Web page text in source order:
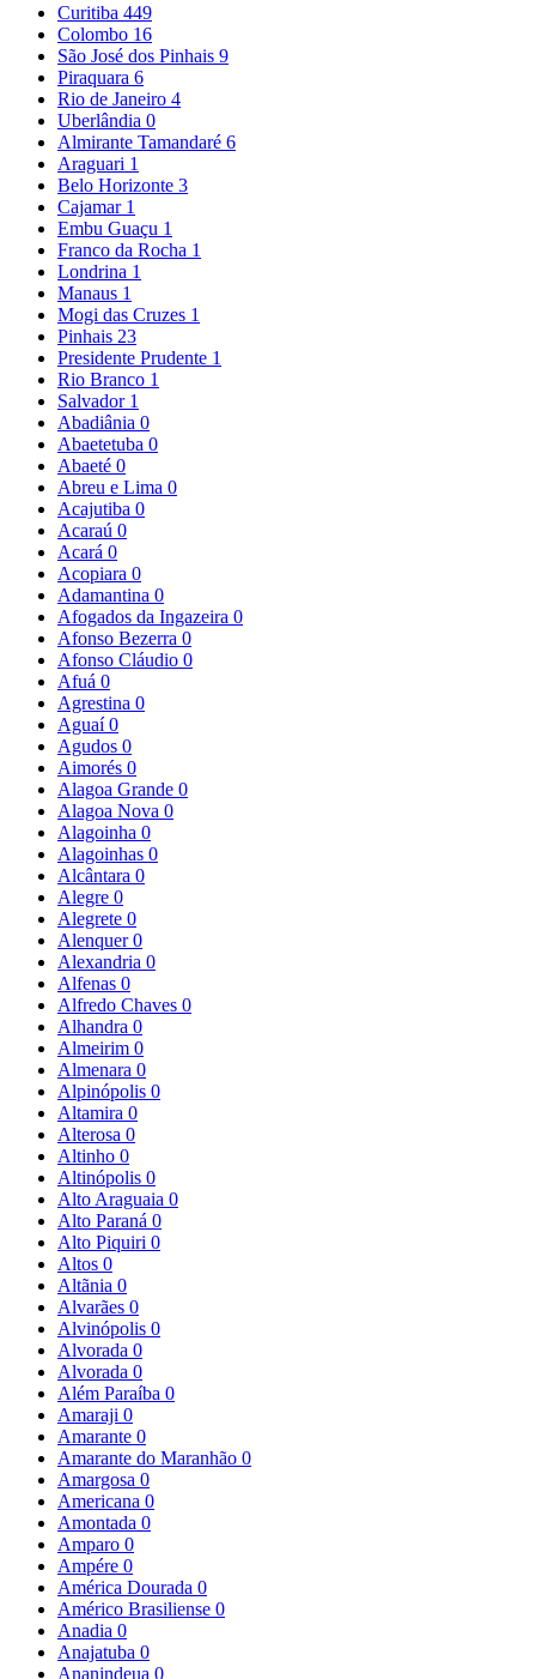
Curitiba 449
Colombo 16
São José dos Pinhais 9
Piraquara 6
Rio de Janeiro 4
Uberlândia 0
Almirante Tamandaré 6
Araguari 1
Belo Horizonte 3
Cajamar 1
Embu Guaçu 1
Franco da Rocha 1
Londrina 1
Manaus 1
Mogi das Cruzes 1
Pinhais 23
Presidente Prudente 1
Rio Branco 1
Salvador 1
Abadiânia 0
Abaetetuba 0
Abaeté 0
Abreu e Lima 0
Acajutiba 0
Acaraú 0
Acará 0
Acopiara 0
Adamantina 0
Afogados da Ingazeira 0
Afonso Bezerra 0
Afonso Cláudio 0
Afuá 0
Agrestina 0
Aguaí0
Agudos 0
Aimorés 0
Alagoa Grande 0
Alagoa Nova 0
Alagoinha 0
Alagoinhas 0
Alcântara 0
Alegre 0
Alegrete 0
Alenquer0
Alexandria 0
Alfenas 0
Alfredo Chaves 0
Alhandra 0
Almeirim 0
Almenara 0
Alpinópolis 0
Altamira 0
Alterosa 0
Altinho 0
Altinópolis 0
Alto Araguaia 0
Alto Paraná 0
Alto Piquiri 0
Altos 0
Altãnia 0
Alvarães 0
Alvinópolis 0
Alvorada 0
Alvorada 0
Além Paraíba 0
Amaraji 0
Amarante 0
Amarante do Maranhão 0
Amargosa 0
Americana 0
Amontada 0
Amparo 0
Ampére 0
América Dourada 0
Américo Brasiliense 0
Anadia 0
Anajatuba 0
Ananindeua 0